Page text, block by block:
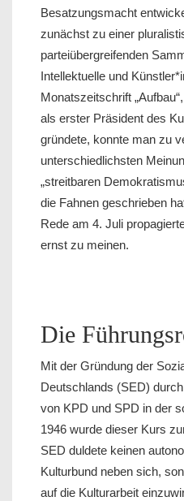
Besatzungsmacht
zunächst zu einer
parteiübergreifenden
Intellektuelle und
Monatszeitschrift
als erster Präsident des
gründete, konnte man zu
unterschiedlichsten
„streitbaren
die Fahnen geschrieben
Rede am 4. Juli
ernst zu meinen.
Die
Mit der Gründung der
Deutschlands (SED)
von KPD und SPD in der
1946 wurde dieser Kurs
SED duldete keinen
Kulturbund neben sich,
auf die Kulturarbeit